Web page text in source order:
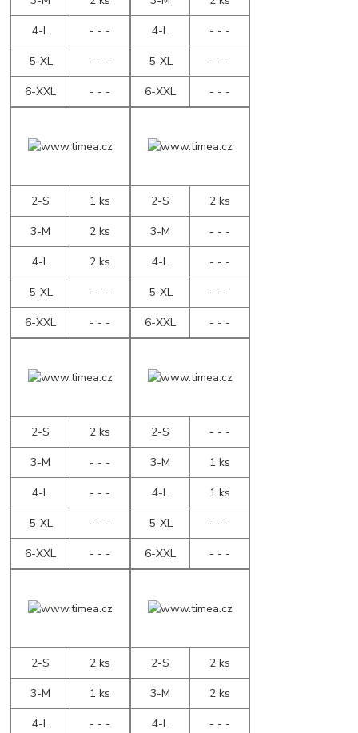
4-L
- - -
5-XL
- - -
6-XXL
- - -
4-L
- - -
5-XL
- - -
6-XXL
- - -
2-S
1 ks
3-M
2 ks
4-L
2 ks
5-XL
- - -
6-XXL
- - -
2-S
2 ks
3-M
- - -
4-L
- - -
5-XL
- - -
6-XXL
- - -
2-S
2 ks
3-M
- - -
4-L
- - -
5-XL
- - -
6-XXL
- - -
2-S
- - -
3-M
1 ks
4-L
1 ks
5-XL
- - -
6-XXL
- - -
2-S
2 ks
3-M
1 ks
4-L
- - -
2-S
2 ks
3-M
2 ks
4-L
- - -